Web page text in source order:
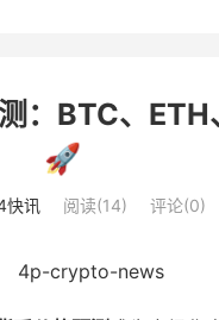
：BTC、
🚀
快讯 阅读(14) 评论(0)